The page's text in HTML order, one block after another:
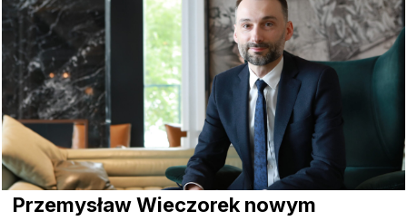
Przemysław Wieczorek nowym